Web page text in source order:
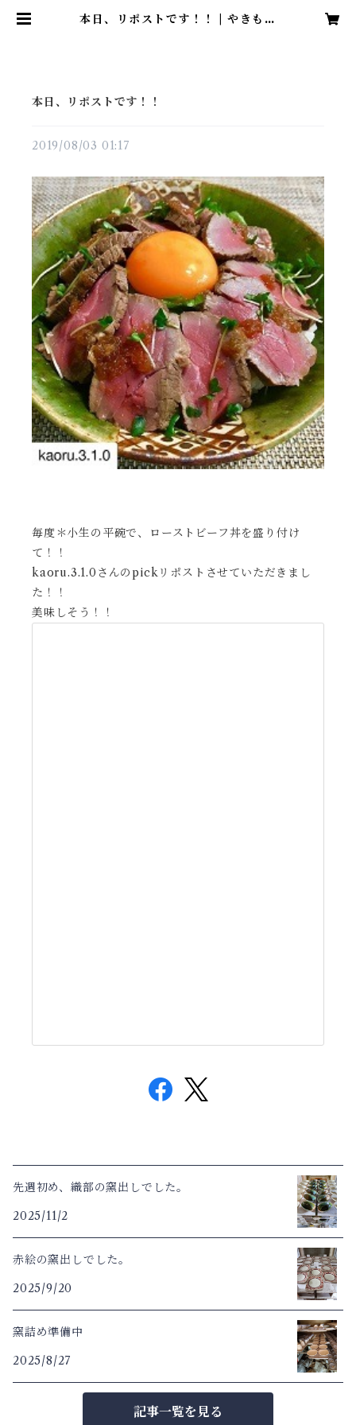
本日、リポストです！！ | やきもの
本日、リポストです！！
2019/08/03 01:17
毎度＊小生の平碗で、ローストビーフ丼を盛り付け
て！！
kaoru.3.1.0さんのpickリポストさせていただきまし
た！！
美味しそう！！
先週初め、織部の窯出しでした。
2025/11/2
赤絵の窯出しでした。
2025/9/20
窯詰め準備中
2025/8/27
記事一覧を見る